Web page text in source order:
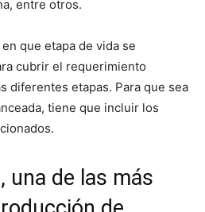
entre otros.
que etapa de vida se
cubrir el requerimiento
diferentes etapas. Para que sea
tiene que incluir los
una de las más